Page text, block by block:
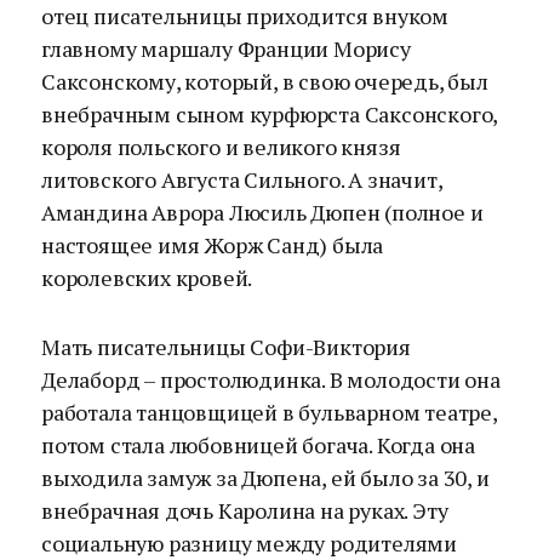
отец писательницы приходится внуком
главному маршалу Франции Морису
Саксонскому, который, в свою очередь, был
внебрачным сыном курфюрста Саксонского,
короля польского и великого князя
литовского Августа Сильного. А значит,
Амандина Аврора Люсиль Дюпен (полное и
настоящее имя Жорж Санд) была
королевских кровей.
Мать писательницы Софи-Виктория
Делаборд – простолюдинка. В молодости она
работала танцовщицей в бульварном театре,
потом стала любовницей богача. Когда она
выходила замуж за Дюпена, ей было за 30, и
внебрачная дочь Каролина на руках. Эту
социальную разницу между родителями